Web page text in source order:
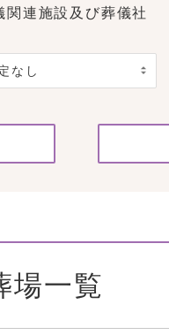
関連施設及び葬儀社
場一覧